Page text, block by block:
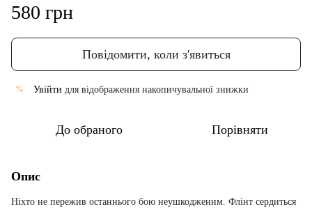
580 грн
Повідомити, коли з'явиться
% Увійти для відображення накопичувальної знижки
До обраного Порівняти
Опис
Ніхто не пережив останнього бою неушкодженим. Флінт сердиться